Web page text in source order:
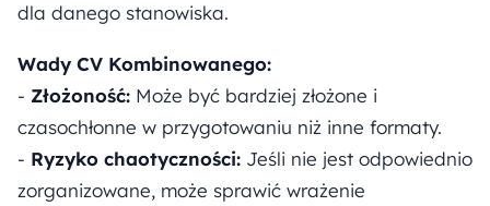
dla danego stanowiska.
Wady CV Kombinowanego:
- Złożoność: Może być bardziej złożone i
czasochłonne w przygotowaniu niż inne formaty.
- Ryzyko chaotyczności: Jeśli nie jest odpowiednio
zorganizowane, może sprawić wrażenie